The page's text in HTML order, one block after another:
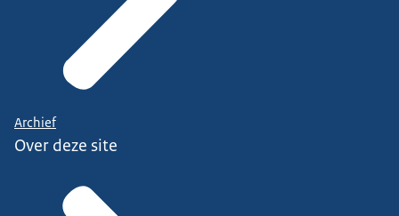
Archief
Over deze site